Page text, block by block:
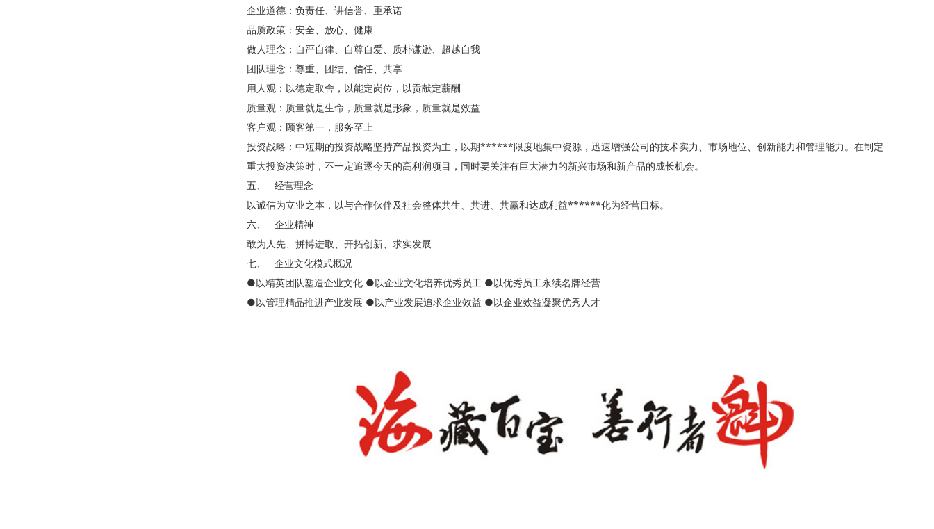
企业道德：负责任、讲信誉、重承诺
品质政策：安全、放心、健康
做人理念：自严自律、自尊自爱、质朴谦逊、超越自我
团队理念：尊重、团结、信任、共享
用人观：以德定取舍，以能定岗位，以贡献定薪酬
质量观：质量就是生命，质量就是形象，质量就是效益
客户观：顾客第一，服务至上
投资战略：中短期的投资战略坚持产品投资为主，以期******限度地集中资源，迅速增强公司的技术实力、市场地位、创新能力和管理能力。在制定
重大投资决策时，不一定追逐今天的高利润项目，同时要关注有巨大潜力的新兴市场和新产品的成长机会。
五、 经营理念
以诚信为立业之本，以与合作伙伴及社会整体共生、共进、共赢和达成利益******化为经营目标。
六、 企业精神
敢为人先、拼搏进取、开拓创新、求实发展
七、 企业文化模式概况
●以精英团队塑造企业文化 ●以企业文化培养优秀员工 ●以优秀员工永续名牌经营
●以管理精品推进产业发展 ●以产业发展追求企业效益 ●以企业效益凝聚优秀人才